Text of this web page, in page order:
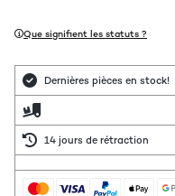
Que signifient les statuts ?
Dernières pièces en stock!
14 jours de rétraction